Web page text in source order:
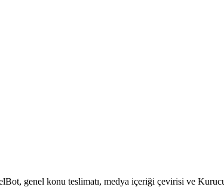
genel konu teslimatı, medya içeriği çevirisi ve